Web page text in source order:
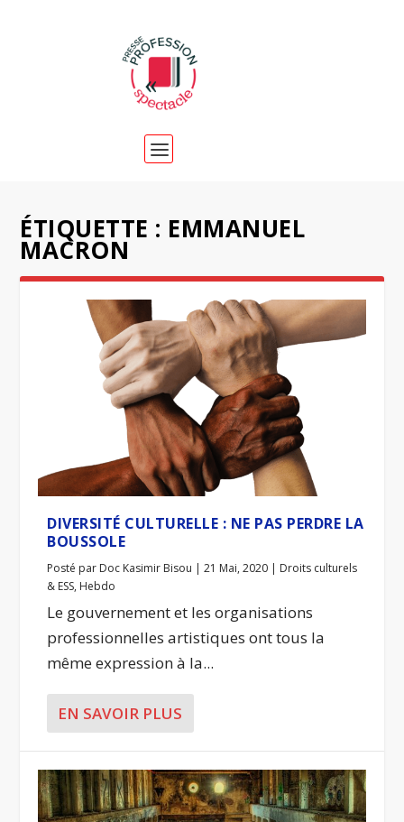
ÉTIQUETTE : EMMANUEL
MACRON
DIVERSITÉ CULTURELLE : NE PAS PERDRE LA
BOUSSOLE
Posté par Doc Kasimir Bisou |21 Mai, 2020 | Droits culturels
& ESS, Hebdo
Le gouvernement et les organisations
professionnelles artistiques ont tous la
même expression à la...
EN SAVOIR PLUS